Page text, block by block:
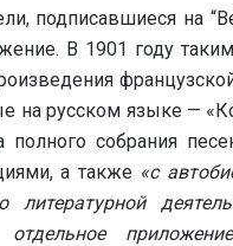
подписавшиеся на
В 1901 году
на русском языке —
собрания
а также «с
отдельное